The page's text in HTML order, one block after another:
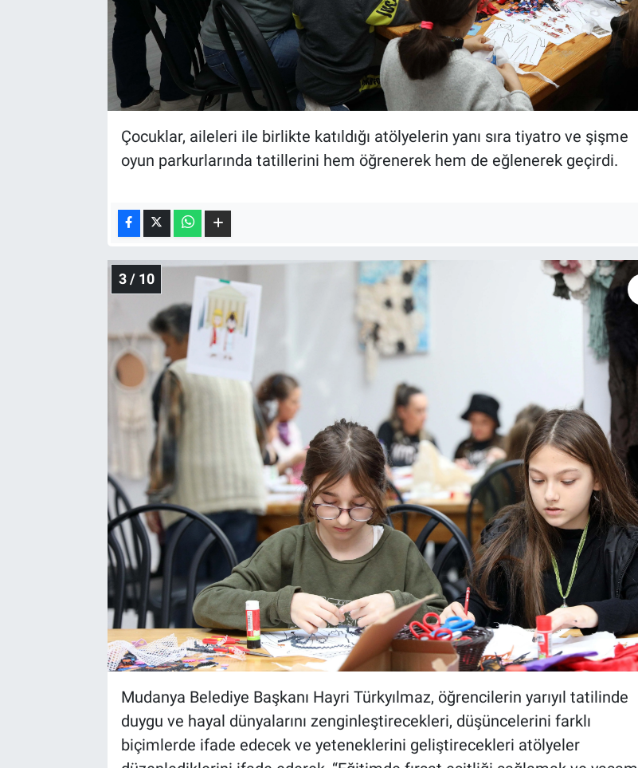
Çocuklar, aileleri ile birlikte katıldığı atölyelerin yanı sıra tiyatro ve şişme
oyun parkurlarında tatillerini hem öğrenerek hem de eğlenerek geçirdi.
3 / 10
Mudanya Belediye Başkanı Hayri Türkyılmaz, öğrencilerin yarıyıl tatilinde
duygu ve hayal dünyalarını zenginleştirecekleri, düşüncelerini farklı
biçimlerde ifade edecek ve yeteneklerini geliştirecekleri atölyeler